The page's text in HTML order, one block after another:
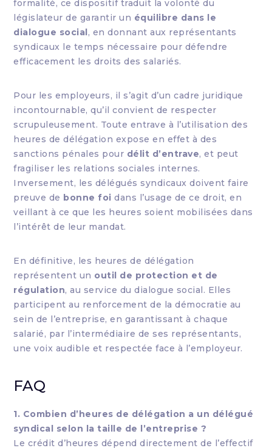
formalité, ce dispositif traduit la volonté du
législateur de garantir un équilibre dans le
dialogue social, en donnant aux représentants
syndicaux le temps nécessaire pour défendre
efficacement les droits des salariés.
Pour les employeurs, il s’agit d’un cadre juridique
incontournable, qu’il convient de respecter
scrupuleusement. Toute entrave à l’utilisation des
heures de délégation expose en effet à des
sanctions pénales pour délit d’entrave, et peut
fragiliser les relations sociales internes.
Inversement, les délégués syndicaux doivent faire
preuve de bonne foi dans l’usage de ce droit, en
veillant à ce que les heures soient mobilisées dans
l’intérêt de leur mandat.
En définitive, les heures de délégation
représentent un outil de protection et de
régulation, au service du dialogue social. Elles
participent au renforcement de la démocratie au
sein de l’entreprise, en garantissant à chaque
salarié, par l’intermédiaire de ses représentants,
une voix audible et respectée face à l’employeur.
FAQ
1. Combien d’heures de délégation a un délégué
syndical selon la taille de l’entreprise ?
Le crédit d’heures dépend directement de l’effectif